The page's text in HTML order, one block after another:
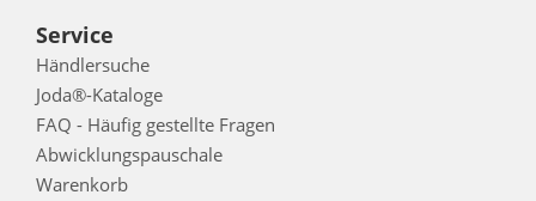
Service
Händlersuche
Joda®-Kataloge
FAQ - Häufig gestellte Fragen
Abwicklungspauschale
Warenkorb